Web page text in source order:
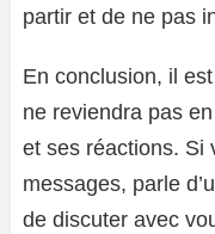
partir et de ne pas
En conclusion, il
ne reviendra pas
et ses réactions. Si
messages, parle
de discuter avec